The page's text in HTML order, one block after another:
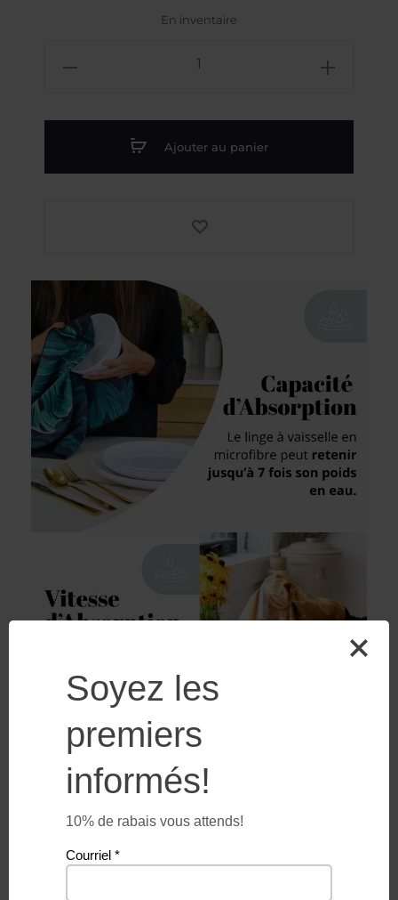
En inventaire
Fruits
Ajouter au panier
Soyez les
premiers
informés!
10% de rabais vous attends!
Courriel *